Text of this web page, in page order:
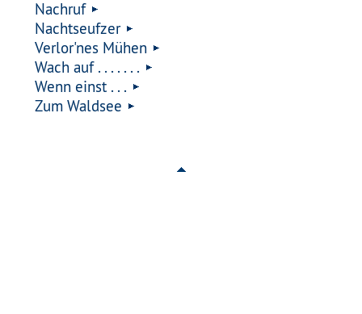
Nachruf
Nachtseufzer
Verlor'nes Mühen
Wach auf . . . . . . .
Wenn einst . . .
Zum Waldsee